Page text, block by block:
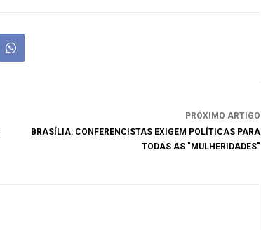
PRÓXIMO ARTIGO
BRASÍLIA: CONFERENCISTAS EXIGEM POLÍTICAS PARA
TODAS AS "MULHERIDADES"